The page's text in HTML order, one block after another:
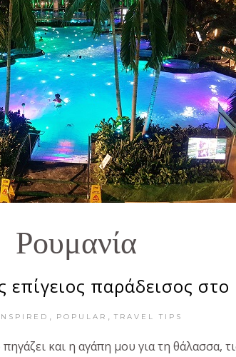
Ρουμανία
παράδεισος στο
POPULAR TRAVEL TIPS
και η αγάπη μου για τη θάλασσα,